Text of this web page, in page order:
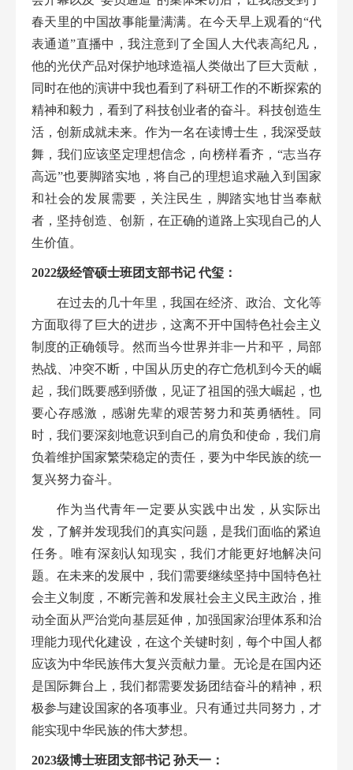
春天里的中国故事能量满满。在今天早上观看的“代
表通道”直播中，我注意到了全国人大代表高纪凡，
他的光伏产品对保护地球造福人类做出了巨大贡献，
同时在他的演讲中我也看到了科研工作的不断探索的
精神和毅力，看到了科技创业者的奋斗。科技创造生
活，创新成就未来。作为一名在读博士生，我深受鼓
舞，我们应该坚定理想信念，向榜样看齐，“志当存
高远”也要脚踏实地，将自己的理想追求融入到国家
和社会的发展需要，关注民生，脚踏实地甘当奉献
者，坚持创造、创新，在正确的道路上实现自己的人
生价值。
2022级经管硕士班团支部书记 代玺 ：
在过去的几十年里，我国在经济、政治、文化等
方面取得了巨大的进步，这离不开中国特色社会主义
制度的正确领导。然而当今世界并非一片和平，局部
热战、冲突不断，中国从历史的存亡危机到今天的崛
起，我们既要感到骄傲，见证了祖国的强大崛起，也
要心存感激，感谢先辈的艰苦努力和英勇牺牲。同
时，我们要深刻地意识到自己的肩负和使命，我们肩
负着维护国家繁荣稳定的责任，要为中华民族的统一
复兴努力奋斗。
作为当代青年一定要从实践中出发，从实际出
发，了解并发现我们的真实问题，是我们面临的紧迫
任务。唯有深刻认知现实，我们才能更好地解决问
题。在未来的发展中，我们需要继续坚持中国特色社
会主义制度，不断完善和发展社会主义民主政治，推
动全面从严治党向基层延伸，加强国家治理体系和治
理能力现代化建设，在这个关键时刻，每个中国人都
应该为中华民族伟大复兴贡献力量。无论是在国内还
是国际舞台上，我们都需要发扬团结奋斗的精神，积
极参与建设国家的各项事业。只有通过共同努力，才
能实现中华民族的伟大梦想。
2023级博士班团支部书记 孙天一 ：